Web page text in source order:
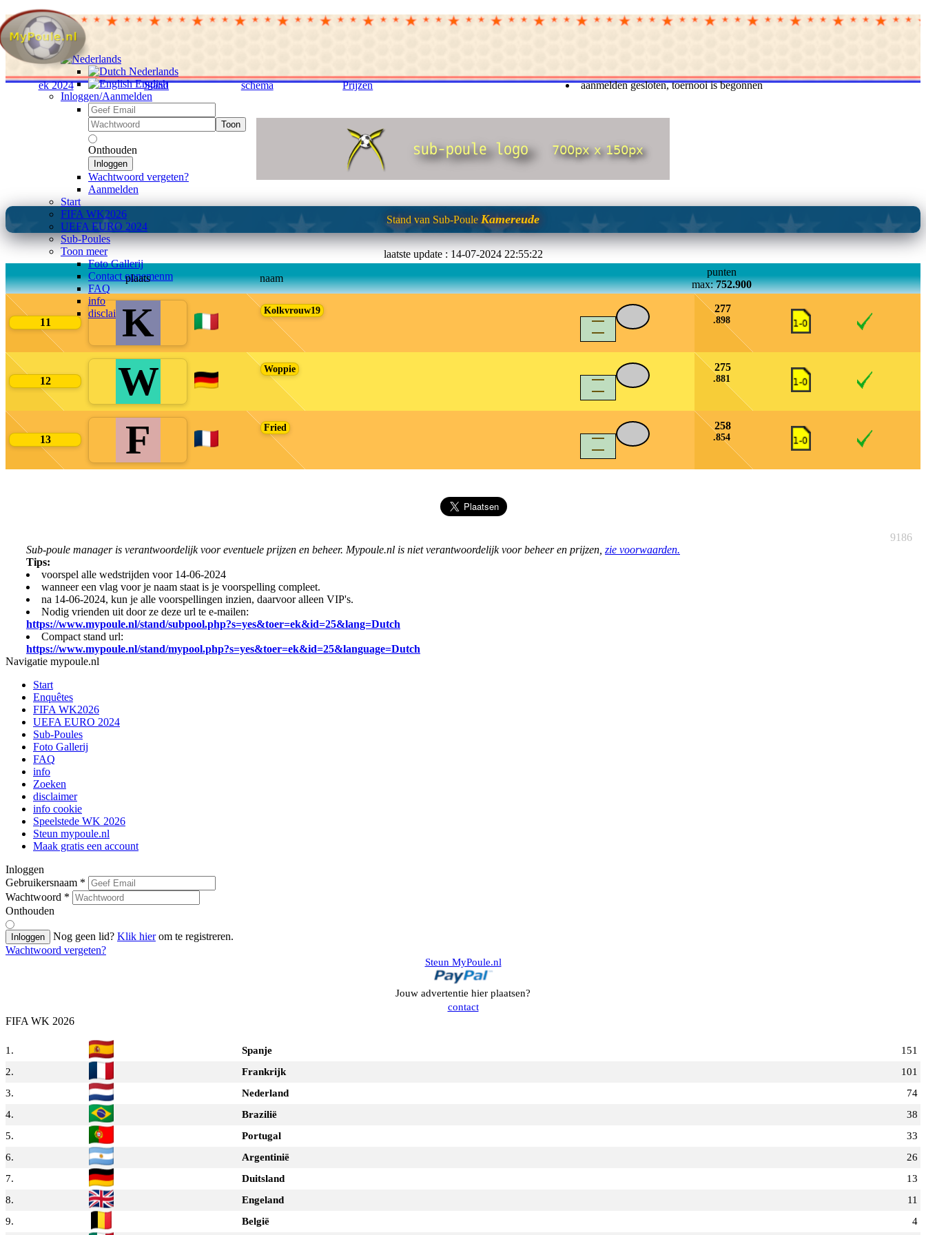
Nederlands
English
Inloggen/Aanmelden
Toon
Onthouden
Inloggen
Wachtwoord vergeten?
Aanmelden
Start
FIFA WK2026
UEFA EURO 2024
Sub-Poules
Toon meer
Foto Gallerij
Contact opnemenm
FAQ
info
disclaimer
ek 2024 Stand schema Prijzen aanmelden gesloten, toernooi is begonnen
Stand van Sub-Poule Kamereude
laatste update : 14-07-2024 22:55:22
plaats naam
punten
max:752.900
11 K Kolkvrouw19
density_large
277
.898
12 W Woppie
density_large
275
.881
13 F Fried
density_large
258
.854
9186
Sub-poule manager is verantwoordelijk voor eventuele prijzen en beheer. Mypoule.nl is niet verantwoordelijk voor beheer en prijzen, zie voorwaarden.
Tips:
voorspel alle wedstrijden voor 14-06-2024
wanneer een vlag voor je naam staat is je voorspelling compleet.
na 14-06-2024, kun je alle voorspellingen inzien, daarvoor alleen VIP's.
Nodig vrienden uit door ze deze url te e-mailen:
https://www.mypoule.nl/stand/subpool.php?s=yes&toer=ek&id=25&lang=Dutch
Compact stand url:
https://www.mypoule.nl/stand/mypool.php?s=yes&toer=ek&id=25&language=Dutch
Navigatie mypoule.nl
Start
Enquêtes
FIFA WK2026
UEFA EURO 2024
Sub-Poules
Foto Gallerij
FAQ
info
Zoeken
disclaimer
info cookie
Speelstede WK 2026
Steun mypoule.nl
Maak gratis een account
Inloggen
Gebruikersnaam *
Wachtwoord *
Onthouden
Inloggen Nog geen lid? Klik hierom te registreren.
Wachtwoord vergeten?
Steun MyPoule.nl
Jouw advertentie hier plaatsen?
contact
FIFA WK 2026
1. Spanje
151
2.
Frankrijk
101
3.
Nederland
74
4.
Brazilië
38
5.
Portugal
33
6.
Argentinië
26
7.
Duitsland
13
8.
Engeland
11
9.
België 4